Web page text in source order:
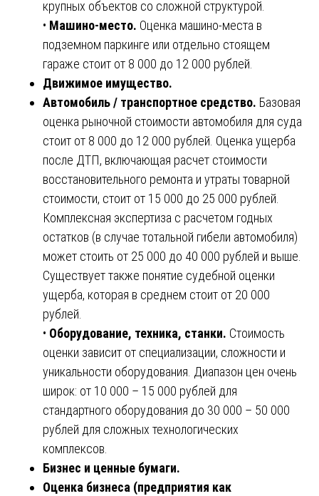
крупных объектов со сложной структурой.
• Машино-место. Оценка машино-места в
подземном паркинге или отдельно стоящем
гараже стоит от 8 000 до 12 000 рублей.
Движимое имущество.
Автомобиль / транспортное средство. Базовая
оценка рыночной стоимости автомобиля для суда
стоит от 8 000 до 12 000 рублей. Оценка ущерба
после ДТП, включающая расчет стоимости
восстановительного ремонта и утраты товарной
стоимости, стоит от 15 000 до 25 000 рублей.
Комплексная экспертиза с расчетом годных
остатков (в случае тотальной гибели автомобиля)
может стоить от 25 000 до 40 000 рублей и выше.
Существует также понятие судебной оценки
ущерба, которая в среднем стоит от 20 000
рублей.
• Оборудование, техника, станки. Стоимость
оценки зависит от специализации, сложности и
уникальности оборудования. Диапазон цен очень
широк: от 10 000 – 15 000 рублей для
стандартного оборудования до 30 000 – 50 000
рублей для сложных технологических
комплексов.
Бизнес и ценные бумаги.
Оценка бизнеса (предприятия как